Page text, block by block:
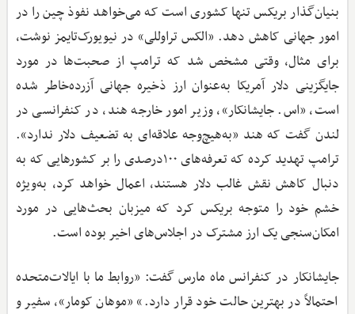
بنیان‌گذار بریکس تنها کشوری است که می‌خواهد نفوذ چین را در
امور جهانی کاهش دهد. «الکس تراوللی» در نیویورک‌تایمز نوشت،
برای مثال، وقتی مشخص شد که ترامپ از صحبت‌ها در مورد
جایگزینی دلار آمریکا به‌عنوان ارز ذخیره جهانی آزرده‌خاطر شده
است، «اس. جایشانکار»، وزیر امور خارجه هند، در کنفرانسی در
لندن گفت که هند «به‌هیچ‌وجه علاقه‌ای به تضعیف دلار ندارد».
ترامپ تهدید کرده که تعرفه‌های ۱۰۰درصدی را بر کشورهایی که به
دنبال کاهش نقش غالب دلار هستند، اعمال خواهد کرد، به‌ویژه
خشم خود را متوجه بریکس کرد که میزبان بحث‌هایی در مورد
امکان‌سنجی یک ارز مشترک در اجلاس‌های اخیر بوده است.
جایشانکار در کنفرانس ماه مارس گفت: «روابط ما با ایالات‌متحده
احتمالاً در بهترین حالت خود قرار دارد.» «موهان کومار»، سفیر و